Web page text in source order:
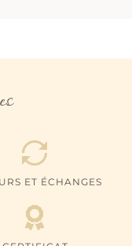
ET ÉCHANGES